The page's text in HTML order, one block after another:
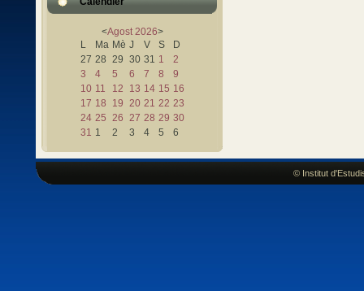
<Agost 2026>
L
Ma Mè J V S
D
27 28 29 30 31 1
2
3
4 5 6 7 8
9
10 11 12 13 14 15 16
17 18 19 20 21 22 23
24 25 26 27 28 29 30
31 1 2 3 4 5 6
© Institut